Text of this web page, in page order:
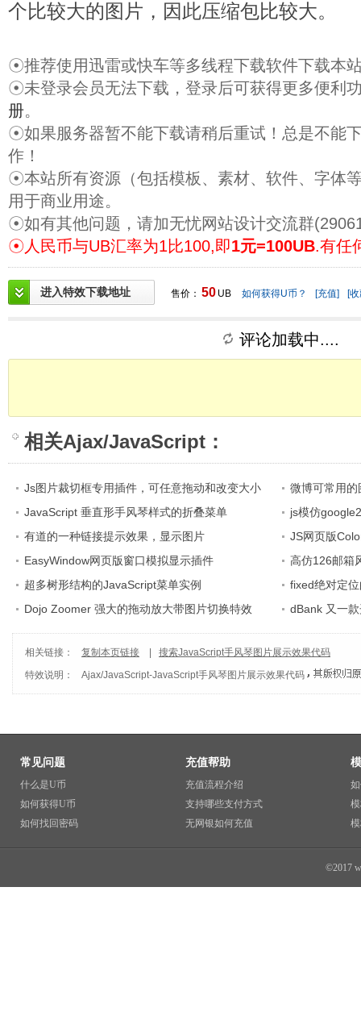
个比较大的图片，因此压缩包比较大。
☉推荐使用迅雷或快车等多线程下载软件下载本
☉未登录会员无法下载，登录后可获得更多便利
册。
☉如果服务器暂不能下载请稍后重试！总是不能
作！
☉本站所有资源（包括模板、素材、软件、字体
用于商业用途。
☉如有其他问题，请加无忧网站设计交流群
☉人民币与UB汇率为1比100,即1元=100UB.有任
进入特效下载地址 售价： 50 UB 如何获得U币？ [充值] [
评论加载中....
相关Ajax/JavaScript ：
Js图片裁切框专用插件，可任意拖动和改变大小
微博可常用
JavaScript 垂直形手风琴样式的折叠菜单
js模仿
有道的一种链接提示效果，显示图片
JS网页版
EasyWindow网页版窗口模拟显示插件
高仿126邮箱
超多树形结构的JavaScript菜单实例
fixed绝对定
Dojo Zoomer 强大的拖动放大带图片切换特效
dBank 又一
相关链接： 复制本页链接
搜索JavaScript手风琴图片展示效果代码
特效说明：
Ajax/JavaScript-JavaScript手风琴图片展示效果代码
常见问题
什么是U币
如何获得U币
如何找回密码
充值帮助
充值流程介绍
支持哪些支付方式
无网银如何充值
©2017